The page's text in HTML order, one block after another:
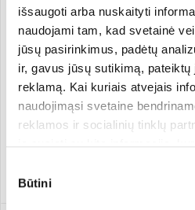
išsaugoti arba nuskaityti
naudojami tam, kad svetainė
jūsų pasirinkimus, padėtų
ir, gavus jūsų sutikimą,
reklamą. Kai kuriais atvejais
naudojimąsi svetaine
reklamos ir socialinių tinklų
pasirinkti, su kuriomis slapukų
Savo sutikimą galite bet kada
pasirinkimas
Būtini
Dušo gelis „Cocunut & Wild
Berries“
Attitude cosmetics
473 ml
25.98 €/l
12,29 €